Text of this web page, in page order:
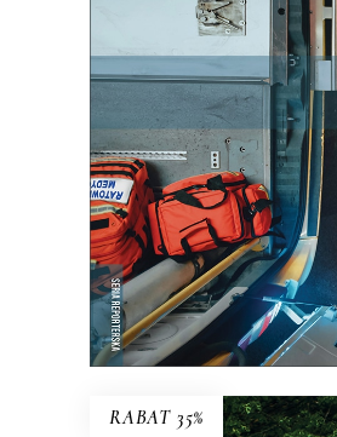
E-BOOK DO
Ta praca to ciągłe
między paraliżującą
wyniszczającą
39.00zł
KSIĄŻKA DO
RABAT 35%